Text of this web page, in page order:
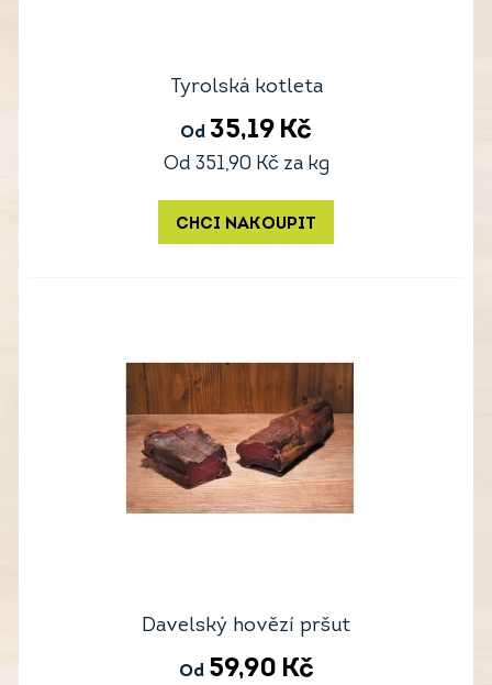
Tyrolská kotleta
Od 35,19 Kč
Od 351,90 Kč za kg
CHCI NAKOUPIT
Davelský hovězí pršut
Od 59,90 Kč